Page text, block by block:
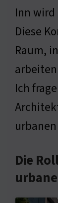
Inn
Diese
Raum,
Ich
Die